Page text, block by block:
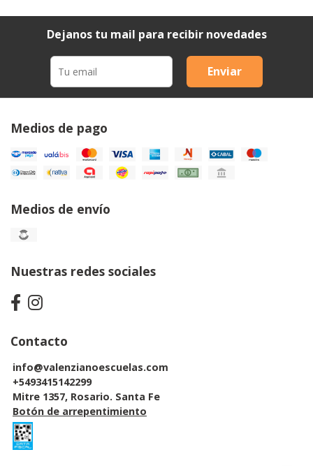
Dejanos tu mail para recibir novedades
Enviar
Medios de pago
Medios de envío
Nuestras redes sociales
Contacto
info@valenzianoescuelas.com
+5493415142299
Mitre 1357, Rosario. Santa Fe
Botón de arrepentimiento